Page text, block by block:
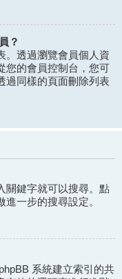
？
。透過瀏覽會員個人資
您的會員控制台，您可
過同樣的頁面刪除列表
關鍵字就可以搜尋。點
一步的搜尋設定。
系統建立索引的共